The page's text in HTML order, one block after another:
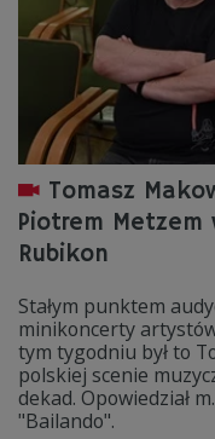
Tomasz
Piotrem Metzem
Rubikon
Stałym punktem
minikoncerty
tym tygodniu był to
polskiej scenie
dekad. Opowiedział
"Bailando".